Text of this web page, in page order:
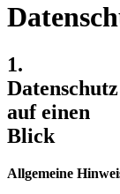
1.
Datenschutz
auf einen
Blick
Allgemeine